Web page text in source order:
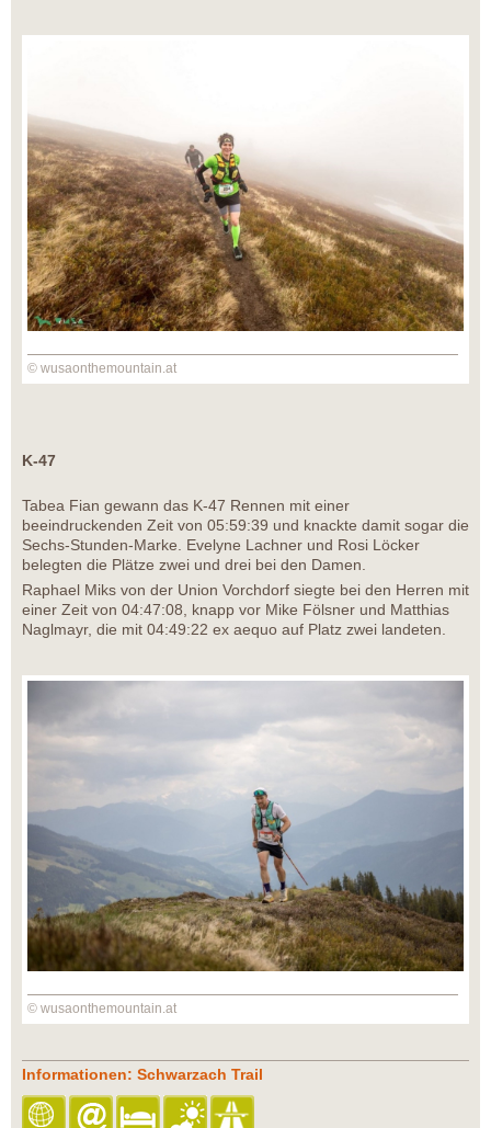
© wusaonthemountain.at
K-47
Tabea Fian gewann das K-47 Rennen mit einer
beeindruckenden Zeit von 05:59:39 und knackte damit sogar die
Sechs-Stunden-Marke. Evelyne Lachner und Rosi Löcker
belegten die Plätze zwei und drei bei den Damen.
Raphael Miks von der Union Vorchdorf siegte bei den Herren mit
einer Zeit von 04:47:08, knapp vor Mike Fölsner und Matthias
Naglmayr, die mit 04:49:22 ex aequo auf Platz zwei landeten.
© wusaonthemountain.at
Informationen: Schwarzach Trail